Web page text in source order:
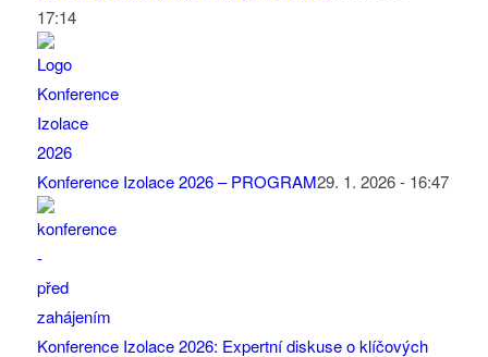
17:14
Konference Izolace 2026 – PROGRAM29. 1. 2026 - 16:47
Konference Izolace 2026: Expertní diskuse o klíčových